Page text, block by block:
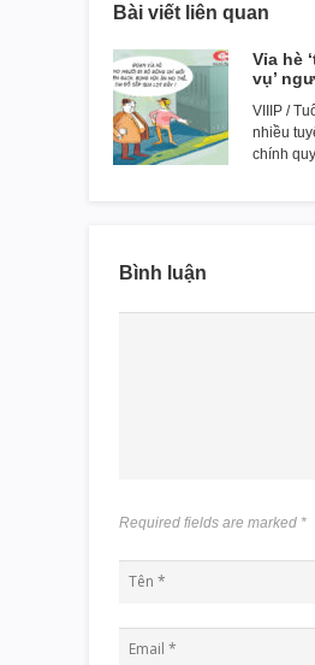
Bài viết liên quan
Vỉa hè
vụ’
VIIIP /
nhiều
chính
Bình luận
Required fields are marked *